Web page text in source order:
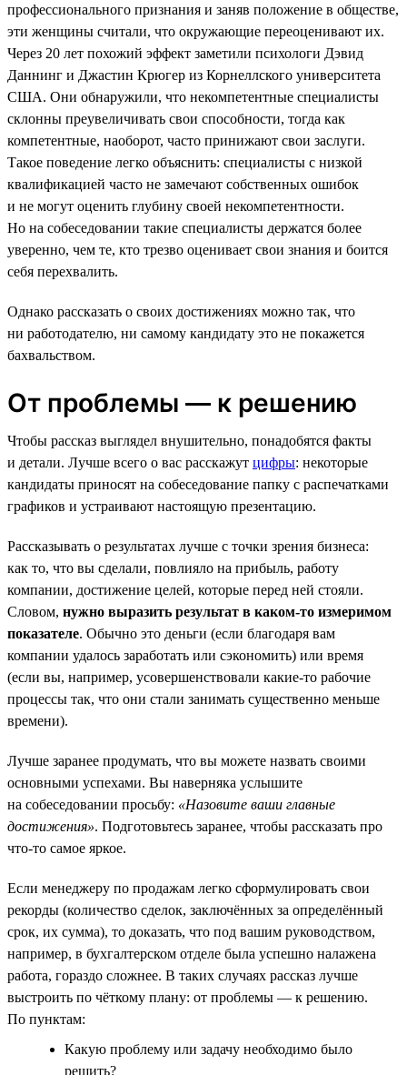
профессионального признания и заняв положение в обществе,
эти женщины считали, что окружающие переоценивают их.
Через 20 лет похожий эффект заметили психологи Дэвид
Даннинг и Джастин Крюгер из Корнеллского университета
США. Они обнаружили, что некомпетентные специалисты
склонны преувеличивать свои способности, тогда как
компетентные, наоборот, часто принижают свои заслуги.
Такое поведение легко объяснить: специалисты с низкой
квалификацией часто не замечают собственных ошибок
и не могут оценить глубину своей некомпетентности.
Но на собеседовании такие специалисты держатся более
уверенно, чем те, кто трезво оценивает свои знания и боится
себя перехвалить.
Однако рассказать о своих достижениях можно так, что
ни работодателю, ни самому кандидату это не покажется
бахвальством.
От проблемы — к решению
Чтобы рассказ выглядел внушительно, понадобятся факты
и детали. Лучше всего о вас расскажут цифры: некоторые
кандидаты приносят на собеседование папку с распечатками
графиков и устраивают настоящую презентацию.
Рассказывать о результатах лучше с точки зрения бизнеса:
как то, что вы сделали, повлияло на прибыль, работу
компании, достижение целей, которые перед ней стояли.
Словом, нужно выразить результат в каком-то измеримом
показателе. Обычно это деньги (если благодаря вам
компании удалось заработать или сэкономить) или время
(если вы, например, усовершенствовали какие-то рабочие
процессы так, что они стали занимать существенно меньше
времени).
Лучше заранее продумать, что вы можете назвать своими
основными успехами. Вы наверняка услышите
на собеседовании просьбу: «Назовите ваши главные
достижения». Подготовьтесь заранее, чтобы рассказать про
что-то самое яркое.
Если менеджеру по продажам легко сформулировать свои
рекорды (количество сделок, заключённых за определённый
срок, их сумма), то доказать, что под вашим руководством,
например, в бухгалтерском отделе была успешно налажена
работа, гораздо сложнее. В таких случаях рассказ лучше
выстроить по чёткому плану: от проблемы — к решению.
По пунктам:
Какую проблему или задачу необходимо было
решить?